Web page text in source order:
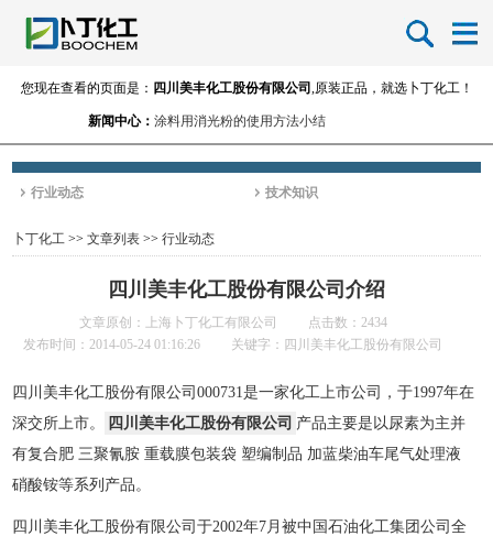
您现在查看的页面是： 四川美丰化工股份有限公司 ,原装正品，就选卜丁化工！
新闻中心： 涂料用消光粉的使用方法小结
进口消光粉的品牌-消光粉的生产厂家
德固赛消光粉的属性与特性
行业动态
技术知识
卜丁化工 >>文章列表 >>行业动态
四川美丰化工股份有限公司介绍
文章原创：上海卜丁化工有限公司
点击数：2434
发布时间：2014-05-24 01:16:26
关键字：四川美丰化工股份有限公司
四川美丰化工股份有限公司000731是一家化工上市公司，于1997年在
深交所上市。
四川美丰化工股份有限公司 产品主要是以尿素为主并
有复合肥 三聚氰胺 重载膜包装袋 塑编制品 加蓝柴油车尾气处理液
硝酸铵等系列产品。
四川美丰化工股份有限公司于2002年7月被中国石油化工集团公司全